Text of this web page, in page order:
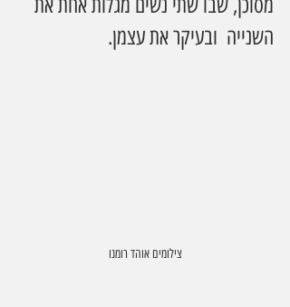
השנייה  ובעיקר את עצמן.
צילומים אוהד רומנו